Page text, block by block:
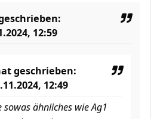
12:59
geschrieben:
12:49
sowas ähnliches wie Ag1